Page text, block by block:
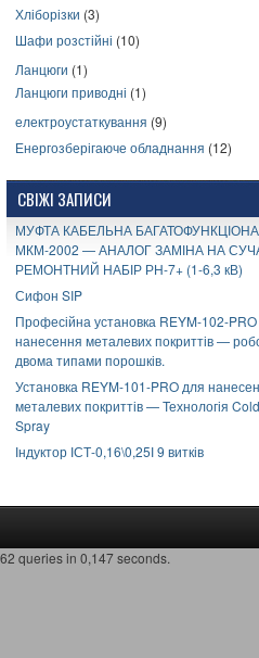
Хліборізки (3)
Шафи розстійні (10)
Ланцюги (1)
Ланцюги приводні (1)
електроустаткування (9)
Енергозберігаюче обладнання (12)
СВІЖІ ЗАПИСИ
МУФТА КАБЕЛЬНА
МКМ-2002 — АНАЛОГ ЗАМІНА НА
РЕМОНТНИЙ НАБІР РН-7+ (1-6,3 кВ)
Сифон SIP
Професійна установка REYM-102-
нанесення металевих покриттів —
двома типами порошків.
Установка REYM-101-PRO для
металевих покриттів — Технологія
Spray
Індуктор ІСТ-0,16\0,25І 9 витків
62 queries in 0,147 seconds.